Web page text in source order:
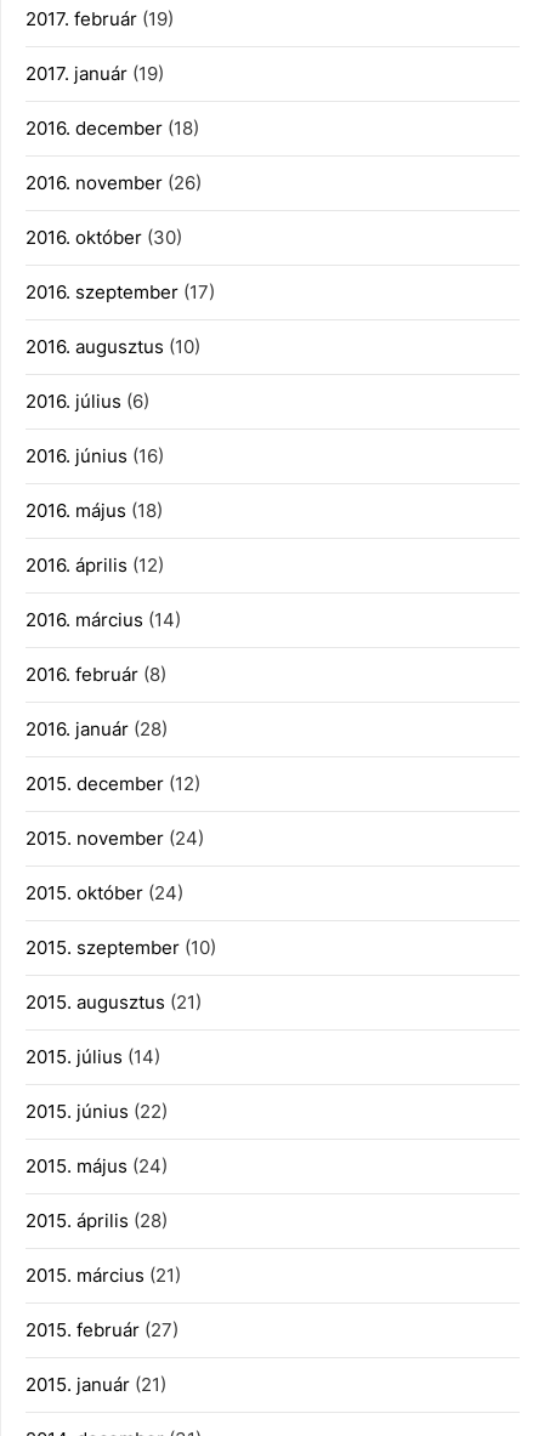
2017. február (19)
2017. január (19)
2016. december (18)
2016. november (26)
2016. október (30)
2016. szeptember (17)
2016. augusztus (10)
2016. július (6)
2016. június (16)
2016. május (18)
2016. április (12)
2016. március (14)
2016. február (8)
2016. január (28)
2015. december (12)
2015. november (24)
2015. október (24)
2015. szeptember (10)
2015. augusztus (21)
2015. július (14)
2015. június (22)
2015. május (24)
2015. április (28)
2015. március (21)
2015. február (27)
2015. január (21)